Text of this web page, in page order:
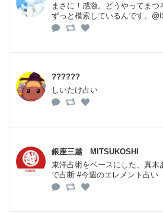
まさに！感激。どうやってま
ずっと模索しているんです。
??????
しいたけ占い
銀座三越 MITSUKOSHI
東洋占術をベースにした、真木
で占断 #今週のエレメント占い